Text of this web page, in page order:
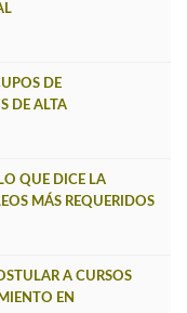
DE
DE ALTA
QUE DICE LA
MÁS REQUERIDOS
A CURSOS
EN